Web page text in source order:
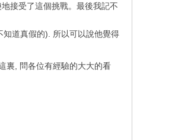
接受了這個挑戰。最後我記不
道真假的). 所以可以說他覺得
裏, 問各位有經驗的大大的看